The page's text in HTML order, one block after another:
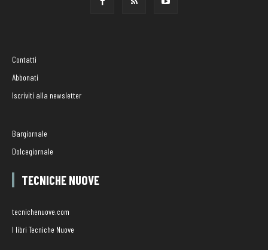
Contatti
Abbonati
Iscriviti alla newsletter
Bargiornale
Dolcegiornale
TECNICHE NUOVE
tecnichenuove.com
I libri Tecniche Nuove